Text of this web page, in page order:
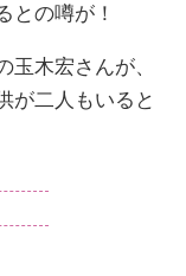
との噂が！
玉木宏さんが、
が二人もいると